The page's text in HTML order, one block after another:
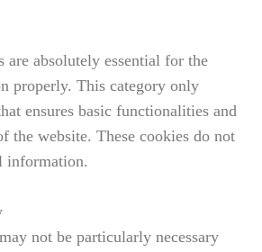
are absolutely essential for the
properly. This category only
ensures basic functionalities and
the website. These cookies do not
information.
not be particularly necessary